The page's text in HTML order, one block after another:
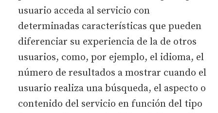
usuario acceda al servicio con
determinadas características que pueden
diferenciar su experiencia de la de otros
usuarios, como, por ejemplo, el idioma, el
número de resultados a mostrar cuando el
usuario realiza una búsqueda, el aspecto o
contenido del servicio en función del tipo